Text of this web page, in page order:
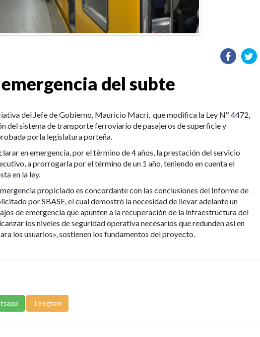
del subte
del Jefe de Gobierno, Mauricio Macri, que modifica la Ley Nº 4472,
del sistema de transporte ferroviario de pasajeros de superficie y
porla legislatura porteña.
en emergencia, por el término de 4 años, la prestación del servicio
a prorrogarla por el término de un 1 año, teniendo en cuenta el
en la ley.
propiciado es concordante con las conclusiones del Informe de
por SBASE, el cual demostró la necesidad de llevar adelante un
de emergencia que apunten a la recuperación de la infraestructura del
los niveles de seguridad operativa necesarios que redunden así en
los usuarios», sostienen los fundamentos del proyecto.
Telegram